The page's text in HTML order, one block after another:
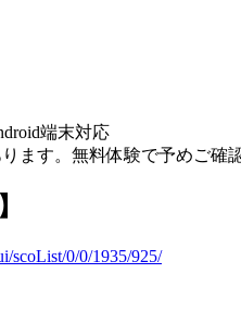
端末対応
ます。無料体験で予めご確
scoList/0/0/1935/925/